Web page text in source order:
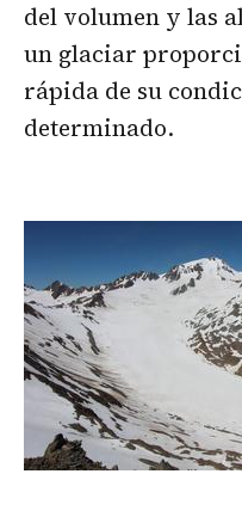
del volumen y las
un glaciar
rápida de su
determinado.